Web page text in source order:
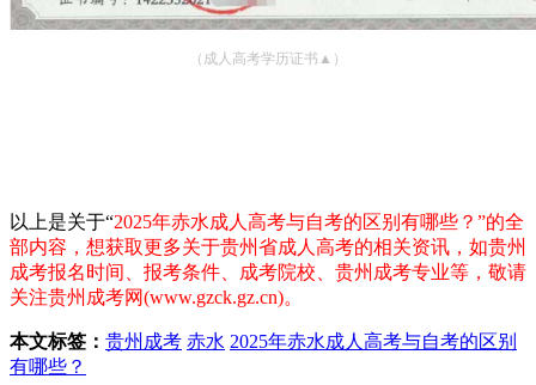
（成人高考学历证书▲）
以上是关于“2025年赤水成人高考与自考的区别有哪些？ ”的全
部内容，想获取更多关于贵州省成人高考的相关资讯，如贵州
成考报名时间、报考条件、成考院校、贵州成考专业等，敬请
关注贵州成考网(www.gzck.gz.cn)。
本文标签： 贵州成考 赤水 2025年赤水成人高考与自考的区别
有哪些？